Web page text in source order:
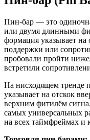
Пин-бар — это
или двумя длинными
формация указывает
поддержки или
пробовали пройти
встретили
На нисходящем
указывает на отскок
верхним фитилём
самых универсальных
на всех таймфреймах и